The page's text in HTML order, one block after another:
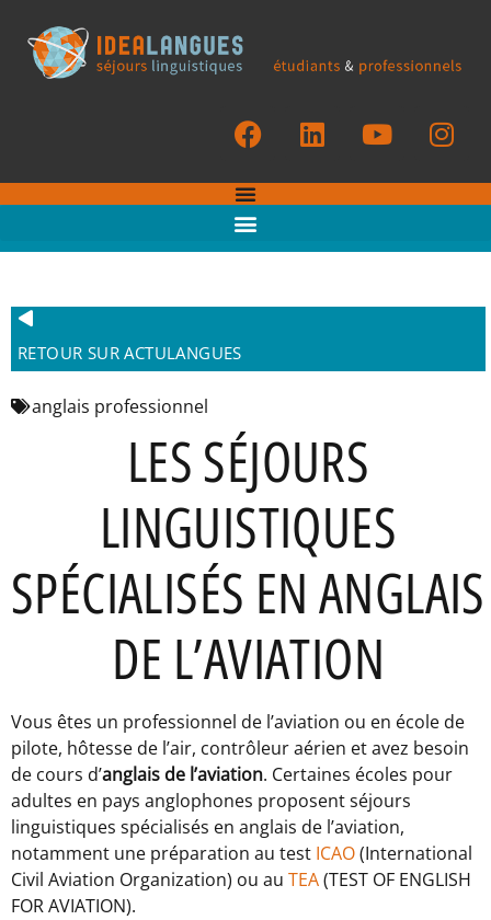
RETOUR SUR ACTULANGUES
anglais professionnel
LES SÉJOURS
LINGUISTIQUES
SPÉCIALISÉS EN ANGLAIS
DE L’AVIATION
Vous êtes un professionnel de l’aviation ou en école de
pilote, hôtesse de l’air, contrôleur aérien et avez besoin
de cours d’anglais de l’aviation. Certaines écoles pour
adultes en pays anglophones proposent séjours
linguistiques spécialisés en anglais de l’aviation,
notamment une préparation au test ICAO(International
Civil Aviation Organization) ou au TEA(TEST OF ENGLISH
FOR AVIATION).